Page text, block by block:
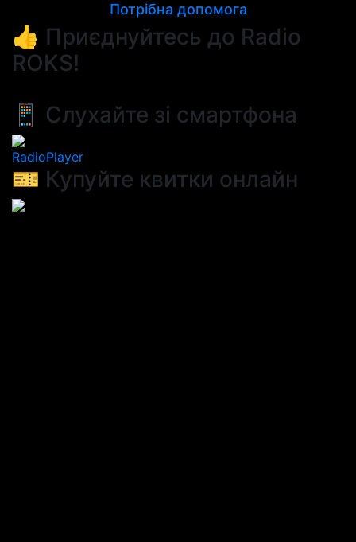
Потрібна допомога
👍 Приєднуйтесь до Radio
ROKS!
📱 Слухайте зі смартфона
RadioPlayer
🎫 Купуйте квитки онлайн